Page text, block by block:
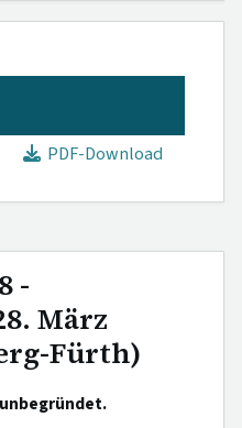
PDF-Download
-
März
Fürth)